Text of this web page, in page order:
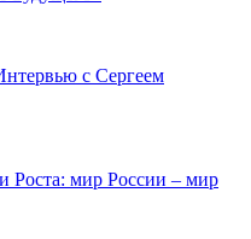
с Сергеем
Роста: мир России – мир